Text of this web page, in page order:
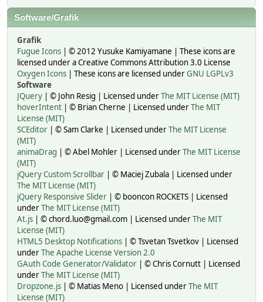
Software/Grafik
Grafik
Fugue Icons | © 2012 Yusuke Kamiyamane | These icons are
licensed under a Creative Commons Attribution 3.0 License
Oxygen Icons | These icons are licensed underGNU LGPLv3
Software
JQuery | © John Resig | Licensed underThe MIT License (MIT)
hoverIntent | © Brian Cherne | Licensed underThe MIT
License (MIT)
SCEditor | © Sam Clarke | Licensed underThe MIT License
(MIT)
animaDrag | © Abel Mohler | Licensed underThe MIT License
(MIT)
jQuery Custom Scrollbar | © Maciej Zubala | Licensed under
The MIT License (MIT)
jQuery Responsive Slider | © booncon ROCKETS | Licensed
underThe MIT License (MIT)
At.js | © chord.luo@gmail.com | Licensed underThe MIT
License (MIT)
HTML5 Desktop Notifications | © Tsvetan Tsvetkov | Licensed
underThe Apache License Version 2.0
GAuth Code Generator/Validator | © Chris Cornutt | Licensed
underThe MIT License (MIT)
Dropzone.js | © Matias Meno | Licensed underThe MIT
License (MIT)